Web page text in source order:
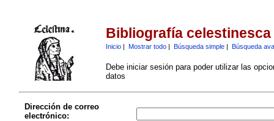
Bibliografía celestinesca
Inicio| Mostrar todo| Búsqueda simple| Búsqueda
Debe iniciar sesión para poder utilizar las
datos
Dirección de correo
electrónico: